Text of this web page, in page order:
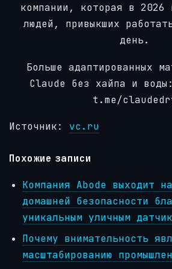
компании, которая в 2026
людей, привыкших
день.
Больше адаптированных
Claude без хайпа и
t.me/
Источник: vc.ru
Похожие записи
Компания Abode выходит
домашней безопасности
уникальным уличным
Почему внимательность
масштабированию